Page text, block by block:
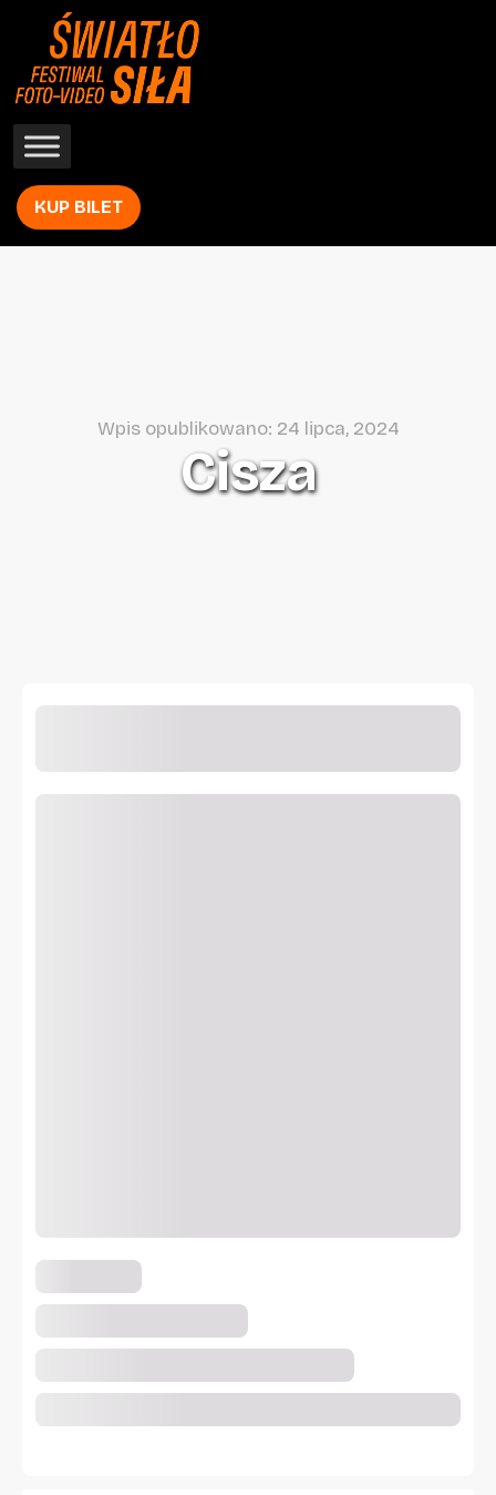
KUP BILET
Wpis opublikowano: 24 lipca, 2024
Cisza